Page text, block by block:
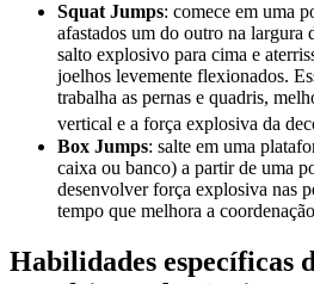
Squat Jumps: comece em uma
afastados um do outro na largura
salto explosivo para cima e
joelhos levemente flexionados.
trabalha as pernas e quadris,
vertical e a força explosiva da
Box Jumps: salte em uma
caixa ou banco) a partir de uma
desenvolver força explosiva nas
tempo que melhora a
Habilidades específicas